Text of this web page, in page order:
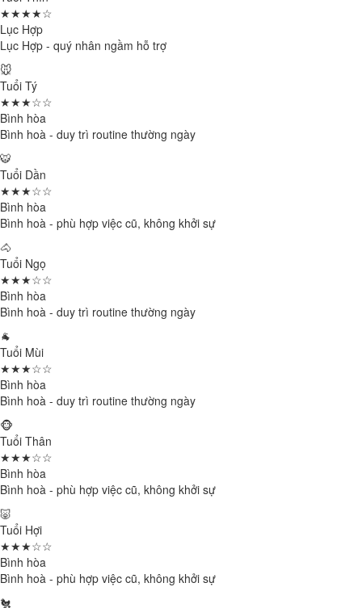
★★★★☆
Lục Hợp
Lục Hợp - quý nhân ngầm hỗ trợ
🐭
Tuổi Tý
★★★☆☆
Bình hòa
Bình hoà - duy trì routine thường ngày
🐯
Tuổi Dần
★★★☆☆
Bình hòa
Bình hoà - phù hợp việc cũ, không khởi sự
🐴
Tuổi Ngọ
★★★☆☆
Bình hòa
Bình hoà - duy trì routine thường ngày
🐐
Tuổi Mùi
★★★☆☆
Bình hòa
Bình hoà - duy trì routine thường ngày
🐵
Tuổi Thân
★★★☆☆
Bình hòa
Bình hoà - phù hợp việc cũ, không khởi sự
🐷
Tuổi Hợi
★★★☆☆
Bình hòa
Bình hoà - phù hợp việc cũ, không khởi sự
🐔